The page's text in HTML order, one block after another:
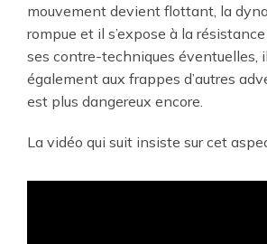
mouvement devient flottant, la
rompue et il s’expose à la résistance
ses contre-techniques éventuelles, il
également aux frappes d’autres
est plus dangereux encore.
La vidéo qui suit insiste sur cet